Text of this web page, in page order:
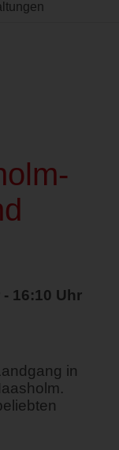
16:10 Uhr
in